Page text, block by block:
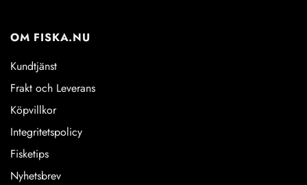
OM FISKA.NU
Kundtjänst
Frakt och Leverans
Köpvillkor
Integritetspolicy
Fisketips
Nyhetsbrev